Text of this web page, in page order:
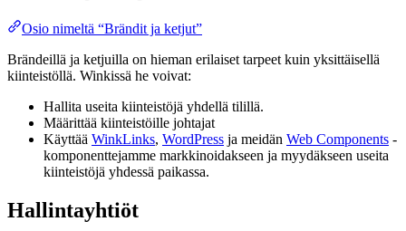
Osio nimeltä “Brändit ja ketjut”
Brändeillä ja ketjuilla on hieman erilaiset tarpeet kuin yksittäisellä
kiinteistöllä. Winkissä he voivat:
Hallita useita kiinteistöjä yhdellä tilillä.
Määrittää kiinteistöille johtajat
Käyttää WinkLinks, WordPress ja meidän Web Components -
komponenttejamme markkinoidakseen ja myydäkseen useita
kiinteistöjä yhdessä paikassa.
Hallintayhtiöt